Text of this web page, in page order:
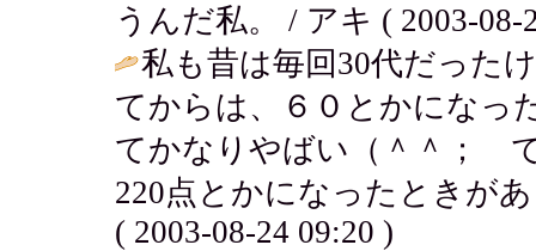
うんだ私。 / アキ ( 2003-08-
私も昔は毎回30代だった
てからは、６０とかになっ
てかなりやばい（＾＾；
220点とかになったときが
( 2003-08-24 09:20 )